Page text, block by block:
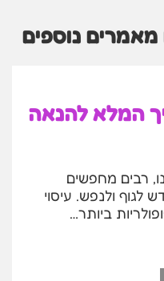
נוספים
המלא להנאה
רבים מחפשים
לגוף ולנפש. עיסוי
ביותר…